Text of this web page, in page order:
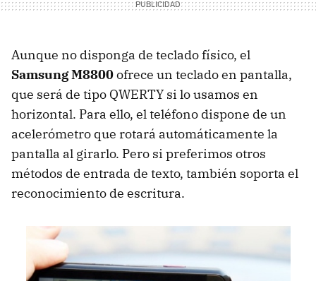
Aunque no disponga de teclado físico, el
Samsung M8800ofrece un teclado en pantalla,
que será de tipo QWERTY si lo usamos en
horizontal. Para ello, el teléfono dispone de un
acelerómetro que rotará automáticamente la
pantalla al girarlo. Pero si preferimos otros
métodos de entrada de texto, también soporta el
reconocimiento de escritura.